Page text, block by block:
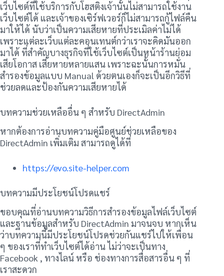
เว็บไซต์ที่ใช้บริการกับโฮสติงเจ้านั้นไม่สามารถใช้งาน
เว็บไซต์ได้ และเจ้าของเซิร์ฟเวอร์ก็ไม่สามารถกู้ไฟล์คืน
มาให้ได้ นับว่าเป็นความเสียหายที่ประเมิลค่าไม่ได้
เพราะแต่ละเว็บแต่ละคอนเทนต์กว่าเราจะคิดมันออก
มาได้ ที่สำคัญบางธุรกิจที่ใช้เว็บไซต์เป็นหน้าร้านย่อม
เสียโอกาส เสียหายหลายแสน เพราะฉะนั้นการหมั่น
สำรองข้อมูลแบบ Manual ด้วยตนเองก็จะเป็นอีกวิธีที่
ช่วยลดและป้องกันความเสียหายได้
บทความช่วยเหลืออื่น ๆ สำหรับ DirectAdmin
หากต้องการอ่านบทความคู่มือศูนย์ช่วยเหลือของ
DirectAdmin เพิ่มเติม สามารถดูได้ที่
https://evo.site-helper.com
บทความมีประโยชน์โปรดแชร์
ขอบคุณที่อ่านบทความวิธีการสำรองข้อมูลไฟล์เว็บไซต์
และฐานข้อมูลสำหรับ DirectAdmin มาจนจบ หากเห็น
ว่าบทความนี้มีประโยชน์โปรดช่วยกันแชร์ไปให้เพื่อน
ๆ ของเราที่ทำเว็บไซต์ได้อ่าน ไม่ว่าจะเป็นทาง
Facebook , ทางไลน์ หรือ ช่องทางการสื่อสารอื่น ๆ ที่
เราสะดวก